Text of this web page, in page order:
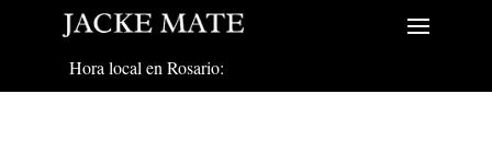
Hora local en Rosario: